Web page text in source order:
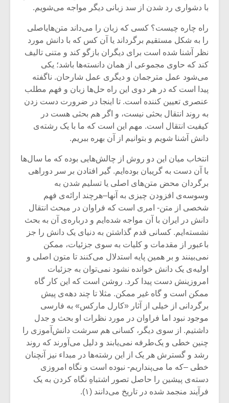
با دشواری رد شدن از سد زبانی دیگر مواجه می‌شویم.
راه چاره چیست؟ کسی که زبان را می‌داند متن‌هایاصلی
را به شکل مستقیم برگرداند یا آن کس که با دانش مورد
نظر آشنا شده است برای دیگران بازگو کند و متنی تالیف
کند که حاوی مجموعی از همان دانسته‌ها باشد؛ یکی
می‌شود عمل مترجمان و دیگری عمل شارحان. ناگفته
پیدا است که در هر دوی این راه حل‌ها زبان و فهم مطلب
عنصری تعیین کننده است. تا اینجا در ضرورت دست زدن
به روند انتقال بحثی نیست، و اگر هم بحثی هست در
کیفیت انتقال است. مهم این است که ما با یک رشته‌ی
دانش آشنا شویم و بتوانیم از آن بهره ببریم.
انتخاب میان این دو روش از چالش‌هایی بوده که ما سال‌ها
با آن دست به گریبان بوده‌ایم. گیر افتادن بر سر دوراهی
برگردان محض متن‌های اصلی یا تسلیم شدن به
وسوسه‌ی افزودن چیزی به آنها–هرچند ارائه‌ی فهم
شخصی از متن- امری است که فراوان در مبحث انتقال
دانش در ایران با آن مواجه شده‌ایم و درباره‌ی آن به بحث
نشسته‌ایم. کسانی قدم گذاشتن به دنیای یک دانش را جز
باعبور از مقدمات و کلیات به سوی جزئیات، ممکن
نمی‌بینند و بر همین پایه استدلال می‌کنند تا متون اصلی و
اولیه‌ی یک دانش خوانده نشود نمی‌توان به جزئیات
امروزینش دست پیدا کرد. روشن است که این کار گاه
ممکن است و گاه غیر ممکن. مثلا تا چند دهه‌ی پیش
برگردانی از خیلی از آثار «کارل مارکس» به فارسی
موجود نبود اما فراوان در مورد نظرات او بحث و جدل
داشتیم. از سوی دیگر، کسانی هم سرشت دانش‌آموزی را
چنین خطی و یک‌طرفه نمی‌یابند و دلیل می‌آورند که روند
رشد و گسترش هر یک از این رشته‌ها در مبداء نیز آنچنان
خطی –که ما می‌پنداریم- نبوده است و نگاه امروزی
دسته‌‌ی پیشین را حاصل تصور اشتباهِ نگاه کردن به یک
فرآیند منجمد شده در تاریخ می‌دانند (۱).
میکلوش روژا
یادداشتی بر موسیقی
متن فیلم «متری
شیش و نیم»
مشهورترین باشی،
بدنام ترین باش
دوره
موسیقی
برگزار
سکانسی